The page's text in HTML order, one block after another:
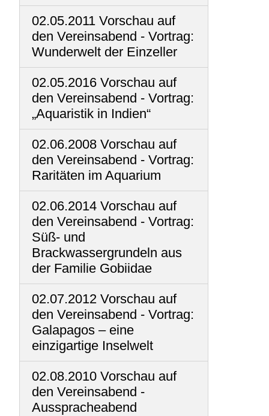
02.05.2011 Vorschau auf
den Vereinsabend - Vortrag:
Wunderwelt der Einzeller
02.05.2016 Vorschau auf
den Vereinsabend - Vortrag:
„Aquaristik in Indien“
02.06.2008 Vorschau auf
den Vereinsabend - Vortrag:
Raritäten im Aquarium
02.06.2014 Vorschau auf
den Vereinsabend - Vortrag:
Süß- und
Brackwassergrundeln aus
der Familie Gobiidae
02.07.2012 Vorschau auf
den Vereinsabend - Vortrag:
Galapagos – eine
einzigartige Inselwelt
02.08.2010 Vorschau auf
den Vereinsabend -
Ausspracheabend